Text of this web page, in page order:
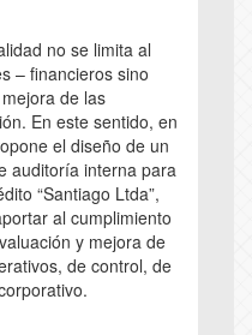
no se limita al
– financieros sino
de las
En este sentido, en
el diseño de un
auditoría interna para
“Santiago Ltda”,
al cumplimiento
y mejora de
de control, de